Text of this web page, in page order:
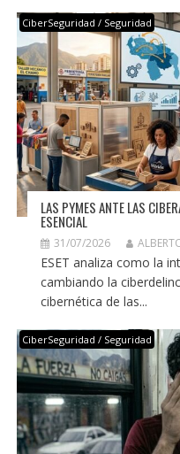
CiberSeguridad / Seguridad
LAS PYMES ANTE LAS
ESENCIAL
31/07/2026
ESET analiza como la
cambiando la
cibernética de las...
CiberSeguridad / Seguridad